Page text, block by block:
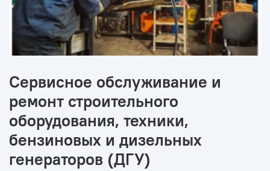
Сервисное обслуживание и
ремонт строительного
оборудования, техники,
бензиновых и дизельных
генераторов (ДГУ)